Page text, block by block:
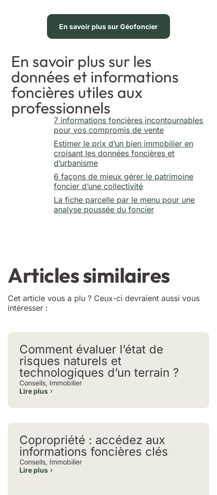
En savoir plus sur Géofoncier
En savoir plus sur les
données et informations
foncières utiles aux
professionnels
7 informations foncières incontournables
pour vos compromis de vente
Estimer le prix d’un bien immobilier en
croisant les données foncières et
d’urbanisme
6 façons de mieux gérer le patrimoine
foncier d’une collectivité
La fiche parcelle par le menu pour une
analyse poussée du foncier
Articles similaires
Cet article vous a plu ? Ceux-ci devraient aussi vous
intéresser :
Comment évaluer l’état de
risques naturels et
technologiques d’un terrain ?
Conseils, Immobilier
Lire plus
Copropriété : accédez aux
informations foncières clés
Conseils, Immobilier
Lire plus